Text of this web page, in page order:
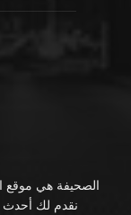
الصحيفة هي موقع
نقدم لك أحدث